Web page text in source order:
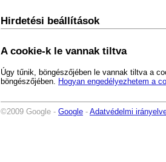
Hirdetési beállítások
A cookie-k le vannak tiltva
Úgy tűnik, böngészőjében le vannak tiltva a
böngészőjében. Hogyan engedélyezhetem a
©2009 Google - Google - Adatvédelmi